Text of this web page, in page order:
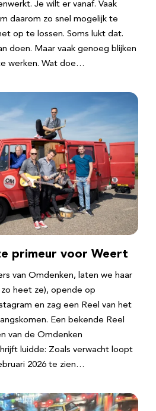
Je wilt er vanaf. Vaak
daarom zo snel mogelijk te
op te lossen. Soms lukt dat.
doen. Maar vaak genoeg blijken
werken. Wat doe…
primeur voor Weert
van Omdenken, laten we haar
heet ze), opende op
en zag een Reel van het
Een bekende Reel
van de Omdenken
luidde: Zoals verwacht loopt
2026 te zien…